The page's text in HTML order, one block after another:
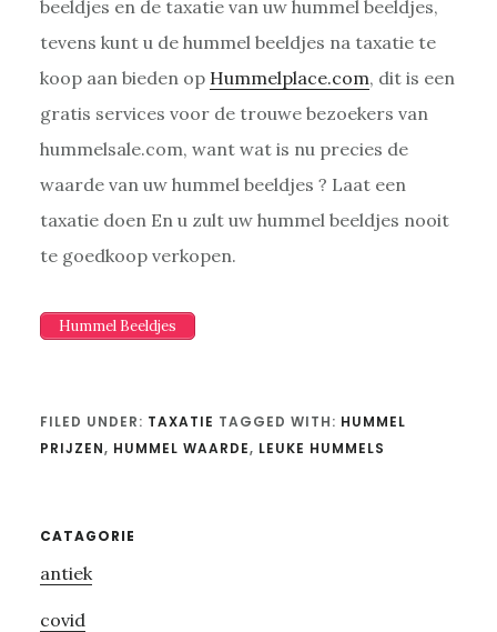
beeldjes en de taxatie van uw hummel beeldjes,
tevens kunt u de hummel beeldjes na taxatie te
koop aan bieden op Hummelplace.com, dit is een
gratis services voor de trouwe bezoekers van
hummelsale.com, want wat is nu precies de
waarde van uw hummel beeldjes ? Laat een
taxatie doen En u zult uw hummel beeldjes nooit
te goedkoop verkopen.
Hummel Beeldjes
FILED UNDER: TAXATIE TAGGED WITH: HUMMEL
PRIJZEN, HUMMEL WAARDE, LEUKE HUMMELS
Primary
Sidebar
CATAGORIE
antiek
covid